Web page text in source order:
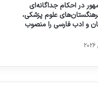
در احکام جداگانه‌ای
علوم پزشکی،
و ادب فارسی را منصوب